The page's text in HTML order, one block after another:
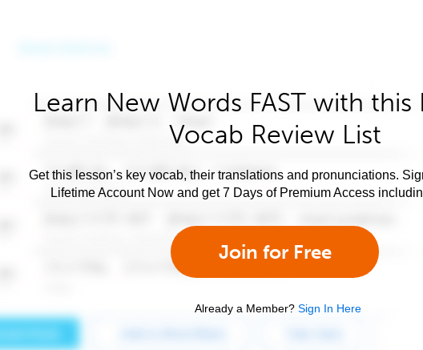
Learn New Words FAST with this
Vocab Review List
Get this lesson’s key vocab, their translations and pronunciations.
Lifetime Account Now and get 7 Days of Premium Access
Join for Free
Already a Member? Sign In Here